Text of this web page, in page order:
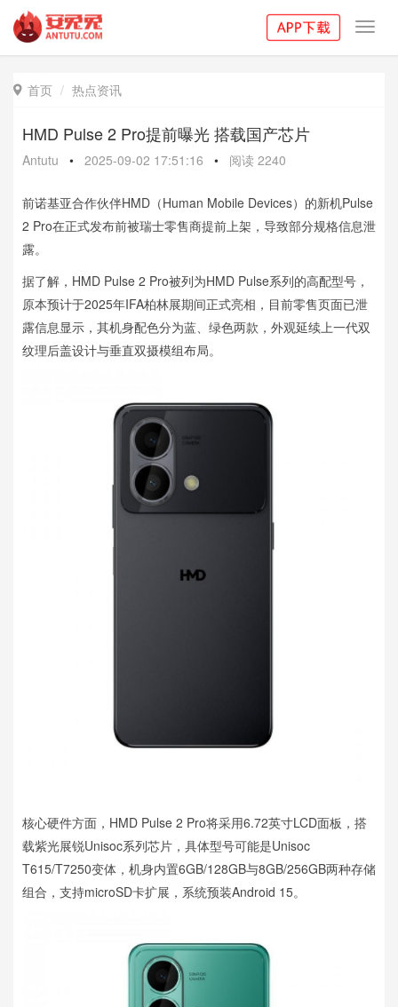
 首页 热点资讯
HMD Pulse 2 Pro提前曝光 搭载国产芯片
Antutu • 2025-09-02 17:51:16 • 阅读 2240
前诺基亚合作伙伴HMD（Human Mobile Devices）的新机Pulse
2 Pro在正式发布前被瑞士零售商提前上架，导致部分规格信息泄
露。
据了解，HMD Pulse 2 Pro被列为HMD Pulse系列的高配型号，
原本预计于2025年IFA柏林展期间正式亮相，目前零售页面已泄
露信息显示，其机身配色分为蓝、绿色两款，外观延续上一代双
纹理后盖设计与垂直双摄模组布局。
核心硬件方面，HMD Pulse 2 Pro将采用6.72英寸LCD面板，搭
载紫光展锐Unisoc系列芯片，具体型号可能是Unisoc
T615/T7250变体，机身内置6GB/128GB与8GB/256GB两种存储
组合，支持microSD卡扩展，系统预装Android 15。